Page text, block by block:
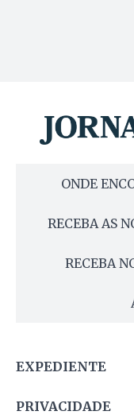
ONDE
RECEBA AS
RECEBA
EXPEDIENTE
PRIVACIDADE